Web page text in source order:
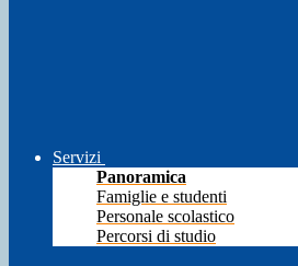
Servizi
Panoramica
Famiglie e studenti
Personale scolastico
Percorsi di studio